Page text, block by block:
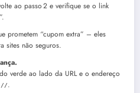
ao passo 2 e verifique se o link
prometem “cupom extra” – eles
sites não seguros.
verde ao lado da URL e o endereço
.